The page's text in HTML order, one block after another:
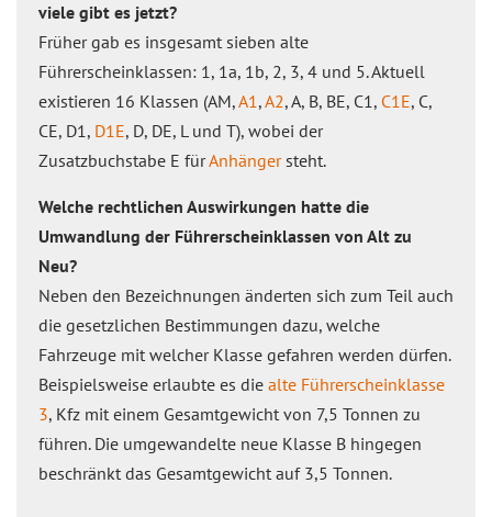
viele gibt es jetzt?
Früher gab es insgesamt sieben alte
Führerscheinklassen: 1, 1a, 1b, 2, 3, 4 und 5. Aktuell
existieren 16 Klassen (AM,A1,A2, A, B, BE, C1, C1E, C,
CE, D1, D1E, D, DE, L und T), wobei der
Zusatzbuchstabe E fürAnhängersteht.
Welche rechtlichen Auswirkungen hatte die
Umwandlung der Führerscheinklassen von Alt zu
Neu?
Neben den Bezeichnungen änderten sich zum Teil auch
die gesetzlichen Bestimmungen dazu, welche
Fahrzeuge mit welcher Klasse gefahren werden dürfen.
Beispielsweise erlaubte es die alte Führerscheinklasse
3, Kfz mit einem Gesamtgewicht von 7,5 Tonnen zu
führen. Die umgewandelte neue Klasse B hingegen
beschränkt das Gesamtgewicht auf 3,5 Tonnen.